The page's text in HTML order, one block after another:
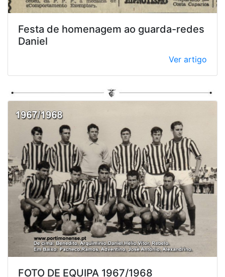
Festa de homenagem ao guarda-redes
Daniel
Ver artigo
FOTO DE EQUIPA 1967/1968